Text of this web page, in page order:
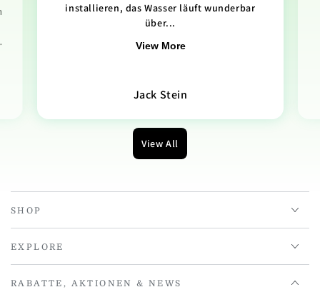
installieren, das Wasser läuft wunderbar
über...
View More
Jack Stein
View All
SHOP
EXPLORE
RABATTE, AKTIONEN & NEWS